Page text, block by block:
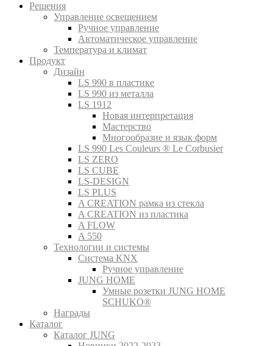
Решения
Управление освещением
Ручное управление
Автоматическое управление
Температура и климат
Продукт
Дизайн
LS 990 в пластике
LS 990 из металла
LS 1912
Новая интерпретация
Мастерство
Многообразие и язык форм
LS 990 Les Couleurs ® Le Corbusier
LS ZERO
LS CUBE
LS-DESIGN
LS PLUS
A CREATION рамка из стекла
A CREATION из пластика
A FLOW
A 550
Технологии и системы
Система KNX
Ручное управление
JUNG HOME
Умные розетки JUNG HOME
SCHUKO®
Награды
Каталог
Каталог JUNG